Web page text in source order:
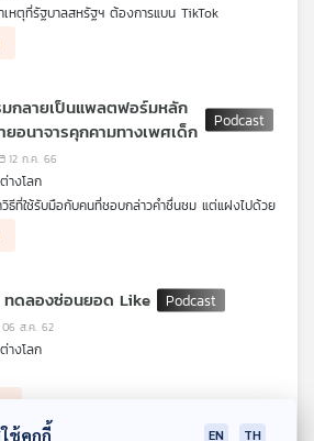
เหตุที่รัฐบาลสหรัฐฯ ต้องการแบน TikTok
นที่จัดการเดี่ยวไมโครโฟนในออสเตรเลีย ทำให้เกิด
กลายเป็นแพลตฟอร์มหลัก
ยอนาจารคุกคามทางเพศเด็ก
12 ก.ค. 66
างโลก
วิธีที่ใช้รับมือกับคนที่ชอบกล่าวคำชื่นชม แต่แฝงไปด้วย
แกรมกลายเป็นแพลตฟอร์มหลักที่เครือข่ายอนาจาร
รีประสบปัญหาขาดแคลนครูอย่างหนัก เนื่องจากภาระ
นักเกิน แต่รายได้กลับน้อยกว่าค่าเฉลี่ยในสาขาวิชาชีพ
ทดลองซ่อนยอด Like
06 ส.ค. 62
างโลก
ช้คุกกี้ EN TH